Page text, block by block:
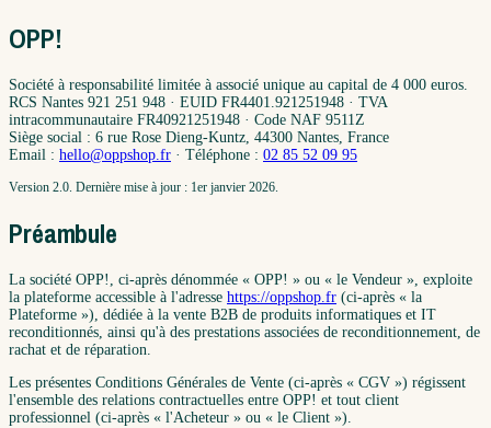
OPP!
Société à responsabilité limitée à associé unique au capital de 4 000 euros.
RCS Nantes 921 251 948 · EUID FR4401.921251948 · TVA
intracommunautaire FR40921251948 · Code NAF 9511Z
Siège social : 6 rue Rose Dieng-Kuntz, 44300 Nantes, France
Email : hello@oppshop.fr · Téléphone : 02 85 52 09 95
Version 2.0 . Dernière mise à jour : 1er janvier 2026
Préambule
La société OPP!, ci-après dénommée « OPP! » ou « le Vendeur », exploite
la plateforme accessible à l'adresse https://oppshop.fr (ci-après « la
Plateforme »), dédiée à la vente B2B de produits informatiques et IT
reconditionnés, ainsi qu'à des prestations associées de reconditionnement, de
rachat et de réparation.
Les présentes Conditions Générales de Vente (ci-après « CGV ») régissent
l'ensemble des relations contractuelles entre OPP! et tout client
professionnel (ci-après « l'Acheteur » ou « le Client »).